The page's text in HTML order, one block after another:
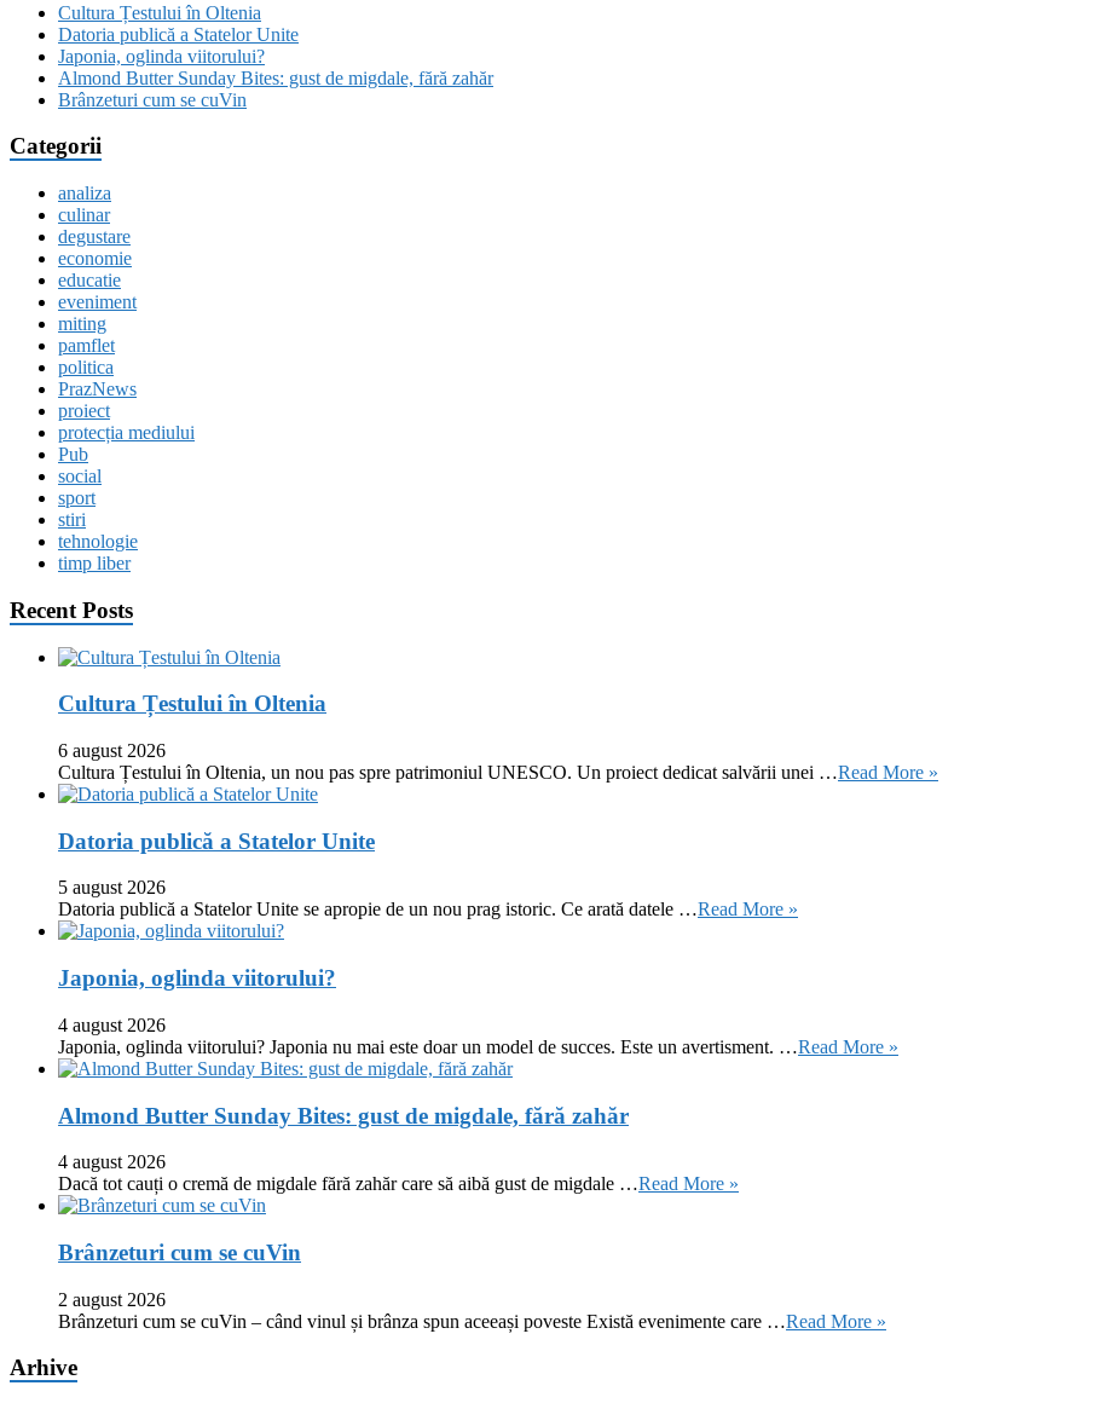
Cultura Țestului în Oltenia
Datoria publică a Statelor Unite
Japonia, oglinda viitorului?
Almond Butter Sunday Bites: gust de migdale, fără zahăr
Brânzeturi cum se cuVin
Categorii
analiza
culinar
degustare
economie
educatie
eveniment
miting
pamflet
politica
PrazNews
proiect
protecția mediului
Pub
social
sport
stiri
tehnologie
timp liber
Recent Posts
Cultura Țestului în Oltenia
6 august 2026
Cultura Țestului în Oltenia, un nou pas spre patrimoniul UNESCO. Un proiect dedicat salvării unei …Read More »
Datoria publică a Statelor Unite
5 august 2026
Datoria publică a Statelor Unite se apropie de un nou prag istoric. Ce arată datele …Read More »
Japonia, oglinda viitorului?
4 august 2026
Japonia, oglinda viitorului? Japonia nu mai este doar un model de succes. Este un avertisment. …Read More »
Almond Butter Sunday Bites: gust de migdale, fără zahăr
4 august 2026
Dacă tot cauți o cremă de migdale fără zahăr care să aibă gust de migdale …Read More »
Brânzeturi cum se cuVin
2 august 2026
Brânzeturi cum se cuVin – când vinul și brânza spun aceeași poveste Există evenimente care …Read More »
Arhive